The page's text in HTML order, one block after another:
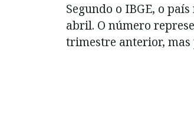
Segundo o IBGE, o
abril. O número
trimestre anterior, mas